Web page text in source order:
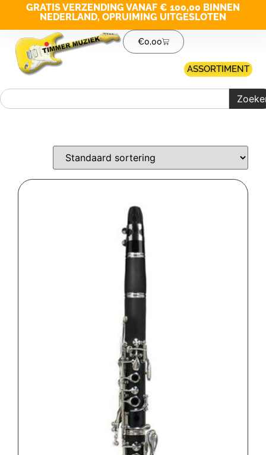
GRATIS VERZENDING VANAF € 100,00 BINNEN
NEDERLAND, OPRUIMING UITGESLOTEN
€0,00
ASSORTIMENT
Merk filter